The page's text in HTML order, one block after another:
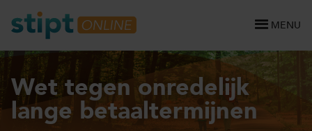
MENU
Wet tegen onredelijk
lange betaaltermijnen